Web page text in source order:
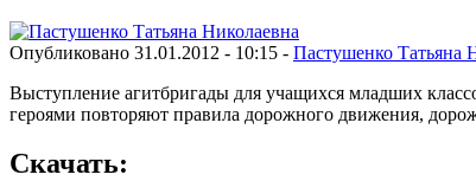
Опубликовано 31.01.2012 - 10:15 - Пастушенко Татьяна
Выступление агитбригады для учащихся младших
героями повторяют правила дорожного движения,
Скачать: